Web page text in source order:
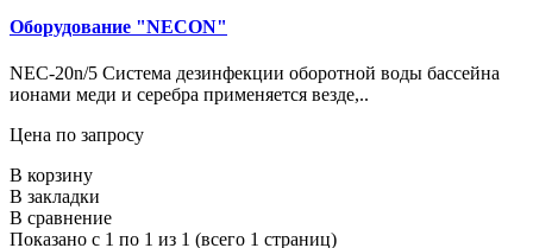
Оборудование "NECON"
NEC-20n/5 Система дезинфекции оборотной воды бассейна
ионами меди и серебра применяется везде,..
Цена по запросу
В корзину
В закладки
В сравнение
Показано с 1 по 1 из 1 (всего 1 страниц)